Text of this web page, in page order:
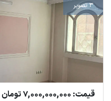
3 تصویر
قیمت: 7,000,000,000 تومان